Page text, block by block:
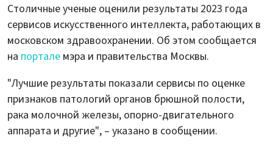
Столичные ученые оценили результаты 2023 года
сервисов искусственного интеллекта, работающих в
московском здравоохранении. Об этом сообщается
на портале мэра и правительства Москвы.
"Лучшие результаты показали сервисы по оценке
признаков патологий органов брюшной полости,
рака молочной железы, опорно-двигательного
аппарата и другие", – указано в сообщении.